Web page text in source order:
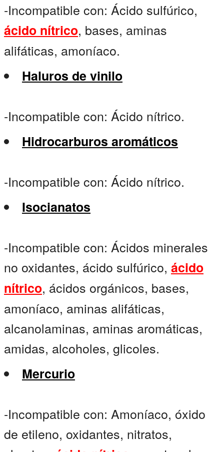
-Incompatible con: Ácido sulfúrico,
ácido nítrico, bases, aminas
alifáticas, amoníaco.
Haluros de vinilo
-Incompatible con: Ácido nítrico.
Hidrocarburos aromáticos
-Incompatible con: Ácido nítrico.
Isocianatos
-Incompatible con: Ácidos minerales
no oxidantes, ácido sulfúrico, ácido
nítrico, ácidos orgánicos, bases,
amoníaco, aminas alifáticas,
alcanolaminas, aminas aromáticas,
amidas, alcoholes, glicoles.
Mercurio
-Incompatible con: Amoníaco, óxido
de etileno, oxidantes, nitratos,